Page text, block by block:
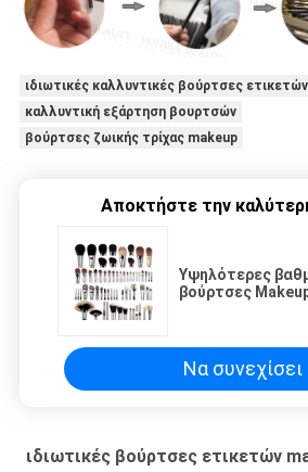
ιδιωτικές καλλυντικές βούρτσες ετικετών
καλλυντική εξάρτηση βουρτσών
βούρτσες ζωικής τρίχας makeup
Αποκτήστε την
Υψηλότερες
βούρτσες
Να συνεχίσει
ιδιωτικές βούρτσες ετικετών